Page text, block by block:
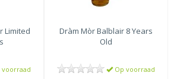
Limited
Dràm MòrBalblair 8 Years
Old
Op voorraad